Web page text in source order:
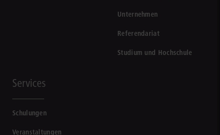
Unternehmen
Referendariat
Studium und Hochschule
Services
Schulungen
Veranstaltungen